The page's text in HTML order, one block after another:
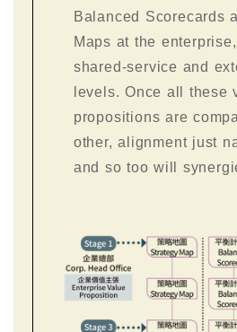
Balanced Scorecards
Maps at the
shared-service and
levels. Once all these
propositions are
other, alignment just
and so too will